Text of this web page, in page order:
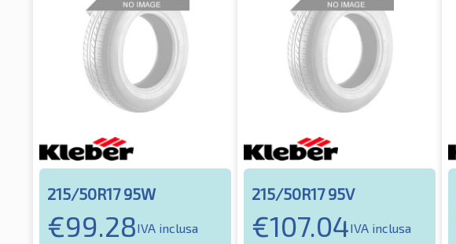
215/50R17 95W
€99.28IVA inclusa
215/50R17 95V
€107.04IVA inclusa